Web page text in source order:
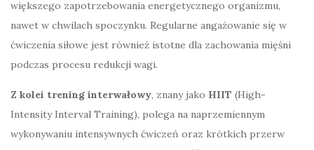
większego zapotrzebowania energetycznego organizmu,
nawet w chwilach spoczynku. Regularne angażowanie się w
ćwiczenia siłowe jest również istotne dla zachowania mięśni
podczas procesu redukcji wagi.
Z kolei trening interwałowy, znany jako HIIT (High-
Intensity Interval Training), polega na naprzemiennym
wykonywaniu intensywnych ćwiczeń oraz krótkich przerw